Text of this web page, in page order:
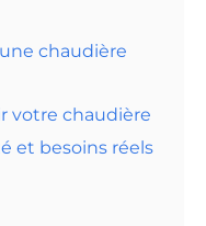
chaudière
votre chaudière
et besoins réels